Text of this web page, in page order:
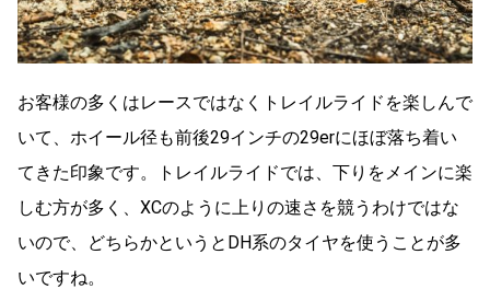
お客様の多くはレースではなくトレイルライドを楽しんで
いて、ホイール径も前後29インチの29erにほぼ落ち着い
てきた印象です。トレイルライドでは、下りをメインに楽
しむ方が多く、XCのように上りの速さを競うわけではな
いので、どちらかというとDH系のタイヤを使うことが多
いですね。